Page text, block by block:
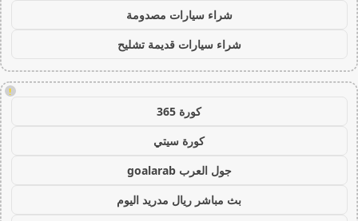
شراء سيارات مصدومة
شراء سيارات قديمة تشليح
!
كورة 365
كورة سيتي
جول العرب goalarab
بث مباشر ريال مدريد اليوم